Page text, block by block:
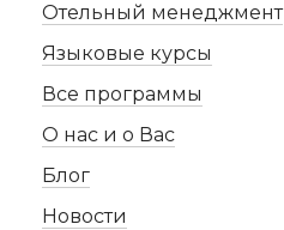
Отельный менеджмент
Языковые курсы
Все программы
О нас и о Вас
Блог
Новости